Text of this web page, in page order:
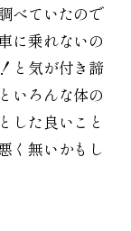
べていたので
に乗れないの
と気が付き諦
いろんな体の
した良いこと
く無いかもし